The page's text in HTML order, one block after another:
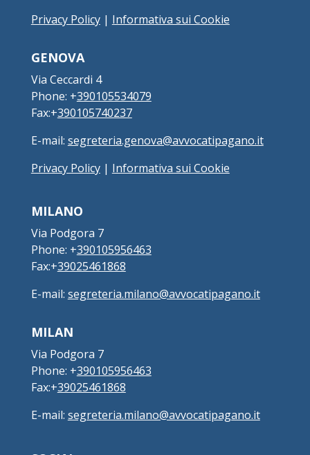
Privacy Policy| Informativa sui Cookie
GENOVA
Via Ceccardi 4
Phone: +390105534079
Fax:+390105740237
E-mail: segreteria.genova@avvocatipagano.it
Privacy Policy| Informativa sui Cookie
MILANO
Via Podgora 7
Phone: +390105956463
Fax:+39025461868
E-mail: segreteria.milano@avvocatipagano.it
MILAN
Via Podgora 7
Phone: +390105956463
Fax:+39025461868
E-mail: segreteria.milano@avvocatipagano.it